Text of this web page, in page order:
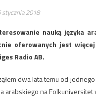
stycznia 2018
nauką języka
oferowanych jest
Radio AB.
dwa lata temu od
arabskiego na Folkuniversitet